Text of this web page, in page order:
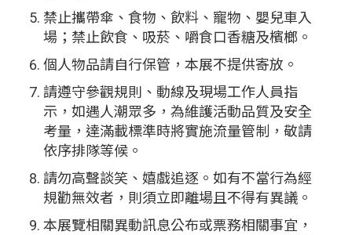
禁止攜帶傘、食物、飲料、寵物、嬰兒車入
場；禁止飲食、吸菸、嚼食口香糖及檳榔。
個人物品請自行保管，本展不提供寄放。
請遵守參觀規則、動線及現場工作人員指
示，如遇人潮眾多，為維護活動品質及安全
考量，達滿載標準時將實施流量管制，敬請
依序排隊等候。
請勿高聲談笑、嬉戲追逐。如有不當行為經
規勸無效者，則須立即離場且不得有異議。
本展覽相關異動訊息公布或票務相關事宜，